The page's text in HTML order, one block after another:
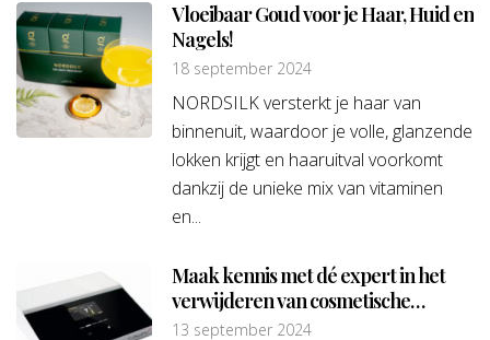
Vloeibaar Goud voor je Haar, Huid en
Nagels!
18 september 2024
NORDSILK versterkt je haar van
binnenuit, waardoor je volle, glanzende
lokken krijgt en haaruitval voorkomt
dankzij de unieke mix van vitaminen
en...
Maak kennis met dé expert in het
verwijderen van cosmetische
huidoneffenheden
13 september 2024